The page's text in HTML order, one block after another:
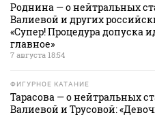
Роднина — о нейтральных
Валиевой и других
«Супер! Процедура допуска
главное»
7 августа 18:54
ФИГУРНОЕ КАТАНИЕ
Тарасова — о нейтральных
Валиевой и Трусовой: